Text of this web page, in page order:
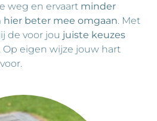
weg en ervaart minder
beter mee omgaan. Met
de voor jou juiste keuzes
. Op eigen wijze jouw hart